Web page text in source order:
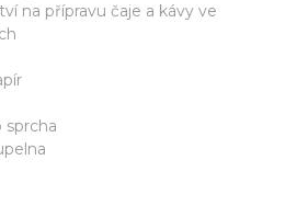
na přípravu čaje a kávy ve
sprcha